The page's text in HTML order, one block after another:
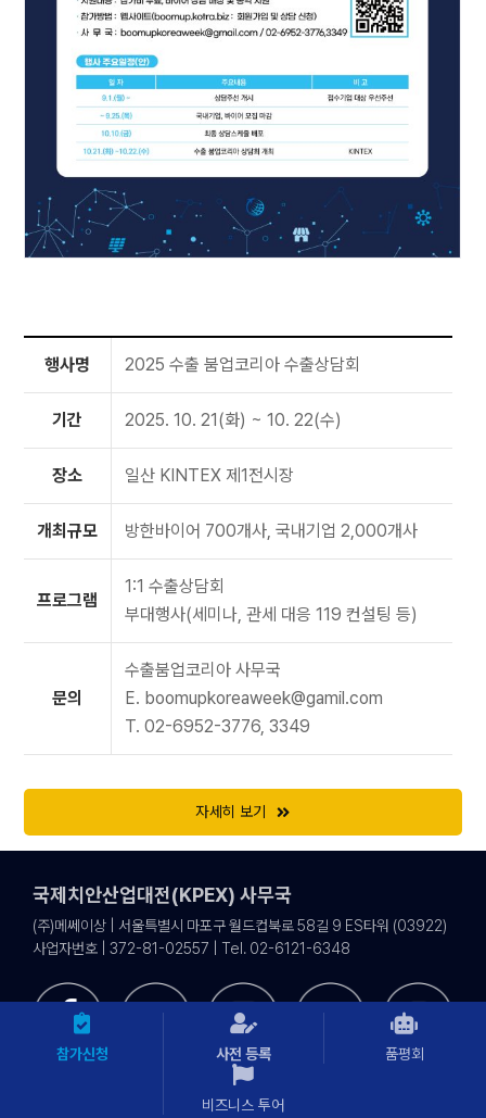
행사명 2025 수출 붐업코리아 수출상담회
기간 2025. 10. 21(화) ~ 10. 22(수)
장소 일산 KINTEX 제1전시장
개최규모 방한바이어 700개사, 국내기업 2,000개사
프로그램
1:1 수출상담회
부대행사(세미나, 관세 대응 119 컨설팅 등)
문의
수출붐업코리아 사무국
E. boomupkoreaweek@gamil.com
T. 02-6952-3776, 3349
자세히 보기
참가신청 사전 등록 품평회
비즈니스 투어
국제치안산업대전(KPEX) 사무국
(주)메쎄이상 | 서울특별시 마포구 월드컵북로 58길 9 ES타워 (03922)
사업자번호 | 372-81-02557 | Tel. 02-6121-6348